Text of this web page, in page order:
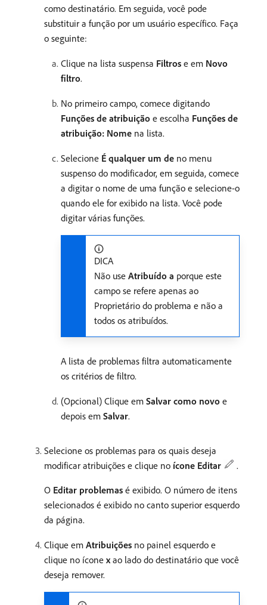
como destinatário. Em seguida, você pode
substituir a função por um usuário específico. Faça
o seguinte:
Clique na lista suspensa Filtros e em Novo
filtro.
No primeiro campo, comece digitando
Funções de atribuição e escolha Funções de
atribuição: Nome na lista.
Selecione É qualquer um de no menu
suspenso do modificador, em seguida, comece
a digitar o nome de uma função e selecione-o
quando ele for exibido na lista. Você pode
digitar várias funções.
DICA
Não use Atribuído a porque este
campo se refere apenas ao
Proprietário do problema e não a
todos os atribuídos.
A lista de problemas filtra automaticamente
os critérios de filtro.
(Opcional) Clique em Salvar como novo e
depois em Salvar.
Selecione os problemas para os quais deseja
modificar atribuições e clique no ícone Editar .
O Editar problemas é exibido. O número de itens
selecionados é exibido no canto superior esquerdo
da página.
Clique em Atribuições no painel esquerdo e
clique no ícone xao lado do destinatário que você
deseja remover.